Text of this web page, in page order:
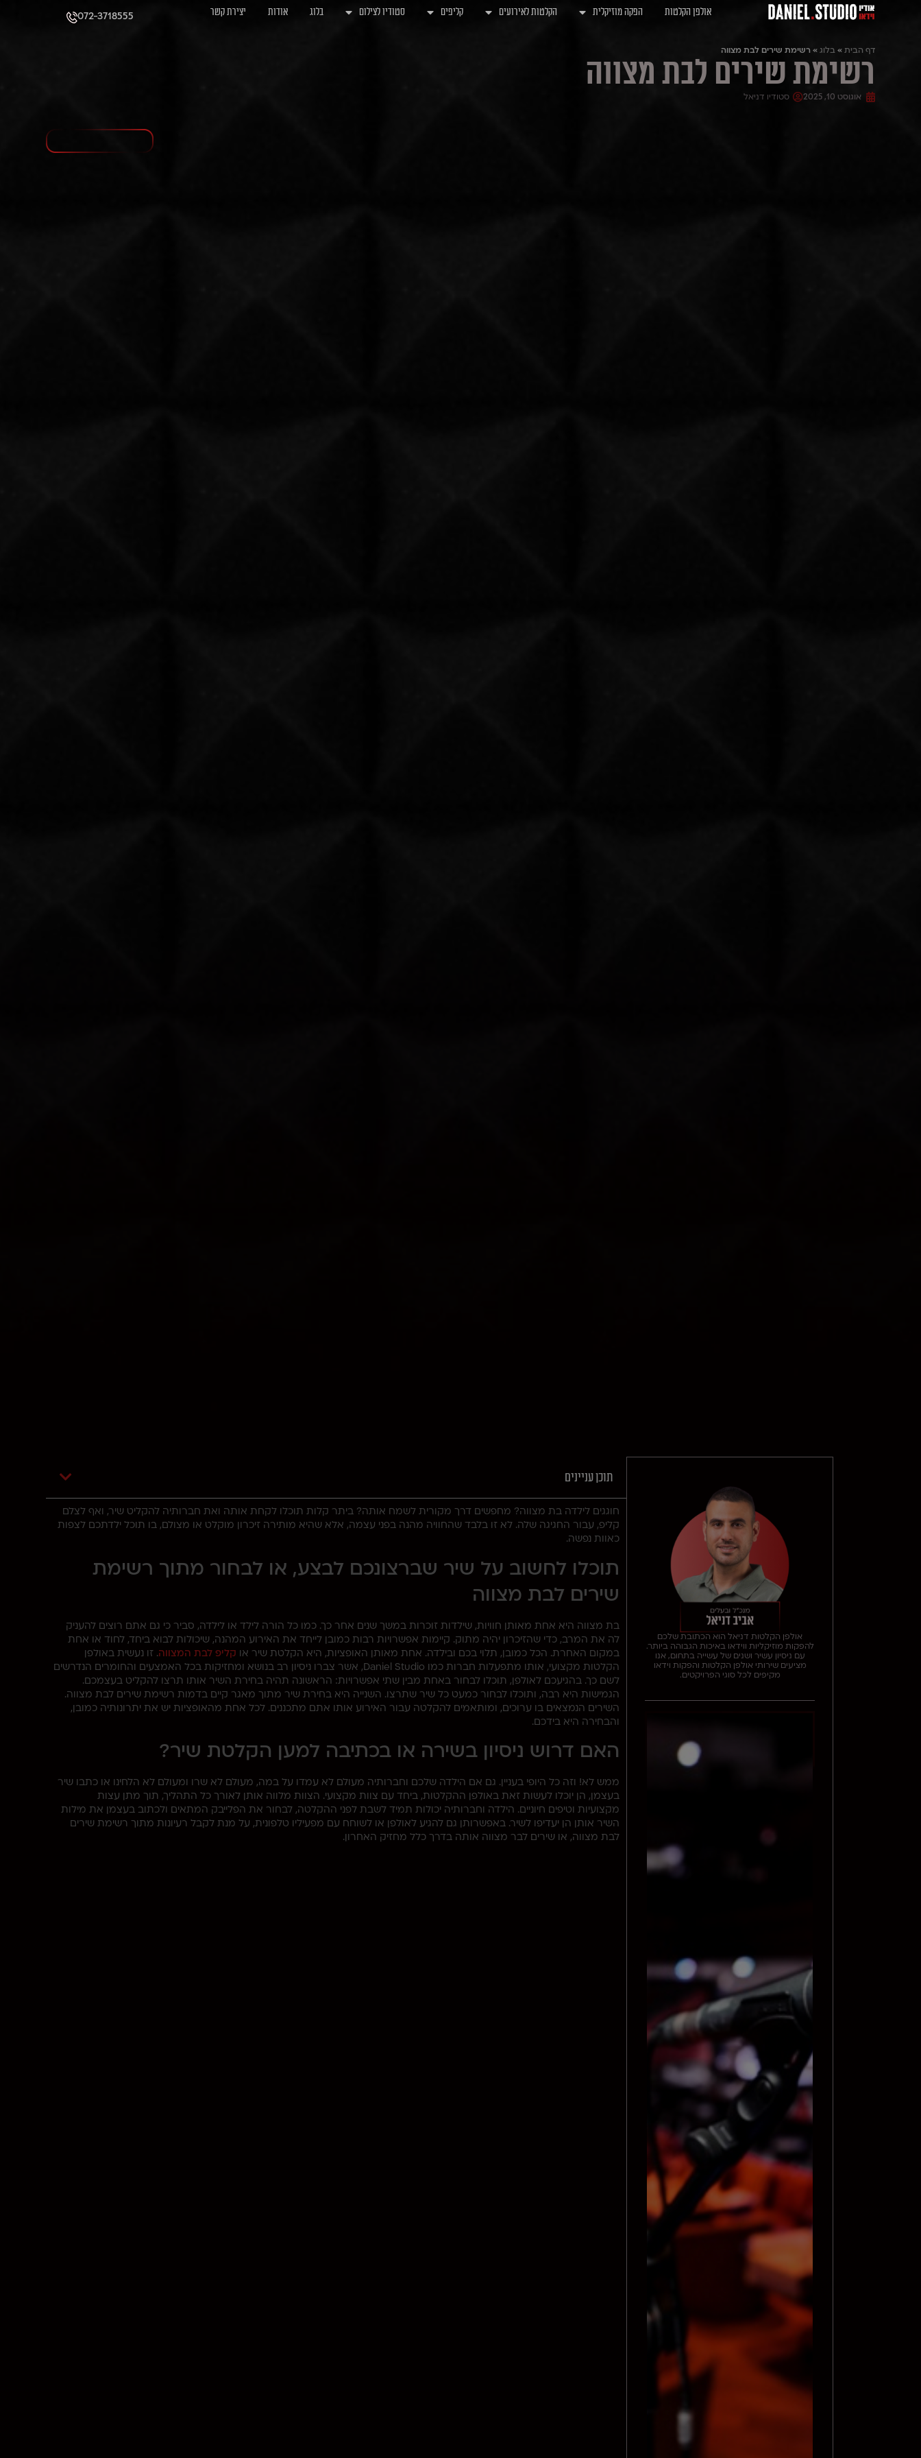
אולפן הקלטות הפקה מוזיקלית הקלטות לאירועים קליפים סטודיו לצילום בלוג אודות יצירת קשר 072-3718555
דף הבית »בלוג »רשימת שירים לבת מצווה
רשימת שירים לבת מצווה
אוגוסט 10, 2025 סטודיו דניאל
תוכן עניינים
חוגגים לילדה בת מצווה? מחפשים דרך מקורית לשמח אותה? ביתר קלות תוכלו לקחת אותה ואת חברותיה להקליט שיר, ואף לצלם
קליפ, עבור החגיגה שלה. לא זו בלבד שהחוויה מהנה בפני עצמה, אלא שהיא מותירה זיכרון מוקלט או מצולם, בו תוכל ילדתכם לצפות
כאוות נפשה.
תוכלו לחשוב על שיר שברצונכם לבצע, או לבחור מתוך רשימת
שירים לבת מצווה
בת מצווה היא אחת מאותן חוויות, שילדות זוכרות במשך שנים אחר כך. כמו כל הורה לילד או לילדה, סביר כי גם אתם רוצים להעניק
לה את המרב, כדי שהזיכרון יהיה מתוק. קיימות אפשרויות רבות כמובן לייחד את האירוע המהנה, שיכולות לבוא ביחד, לחוד או אחת
במקום האחרת. הכל כמובן, תלוי בכם ובילדה. אחת מאותן האופציות, היא הקלטת שיר או קליפ לבת המצווה. זו נעשית באולפן
הקלטות מקצועי, אותו מתפעלות חברות כמו Daniel Studio, אשר צברו ניסיון רב בנושא ומחזיקות בכל האמצעים והחומרים הנדרשים
לשם כך. בהגיעכם לאולפן, תוכלו לבחור באחת מבין שתי אפשרויות: הראשונה תהיה בחירת השיר אותו תרצו להקליט בעצמכם.
הגמישות היא רבה, ותוכלו לבחור כמעט כל שיר שתרצו. השנייה היא בחירת שיר מתוך מאגר קיים בדמות רשימת שירים לבת מצווה.
השירים הנמצאים בו ערוכים, ומותאמים להקלטה עבור האירוע אותו אתם מתכננים. לכל אחת מהאופציות יש את יתרונותיה כמובן,
והבחירה היא בידכם.
האם דרוש ניסיון בשירה או בכתיבה למען הקלטת שיר?
ממש לא! וזה כל היופי בעניין. גם אם הילדה שלכם וחברותיה מעולם לא עמדו על במה, מעולם לא שרו ומעולם לא הלחינו או כתבו שיר
בעצמן, הן יוכלו לעשות זאת באולפן ההקלטות, ביחד עם צוות מקצועי. הצוות מלווה אותן לאורך כל התהליך, תוך מתן עצות
מקצועיות וטיפים חיוניים. הילדה וחברותיה יכולות תמיד לשבת לפני ההקלטה, לבחור את הפלייבק המתאים ולכתוב בעצמן את מילות
השיר אותן הן יעדיפו לשיר. באפשרותן גם להגיע לאולפן או לשוחח עם מפעיליו טלפונית, על מנת לקבל רעיונות מתוך רשימת שירים
לבת מצווה, או שירים לבר מצווה אותה בדרך כלל מחזיק האחרון.
אולפן הקלטות דניאל הוא הכתובת שלכם
להפקות מוזיקליות ווידאו באיכות הגבוהה ביותר.
עם ניסיון עשיר ושנים של עשייה בתחום, אנו
מציעים שירותי אולפן הקלטות והפקות וידאו
מקיפים לכל סוגי הפרויקטים.